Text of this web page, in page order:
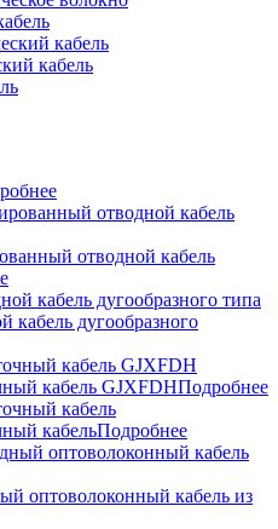
кабель
кабель
отводной кабель
кабель дугообразного
кабель GJXFDHПодробнее
кабельПодробнее
оптоволоконный кабель из